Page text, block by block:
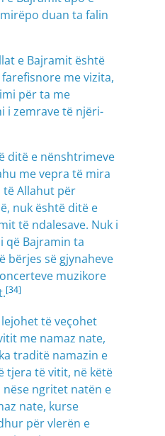
duan ta falin
e Bajramit është
me vizita,
për ta me
i zemrave të njëri-
ditë e nënshtrimeve
me vepra të mira
Allahut për
nuk është ditë e
të ndalesave. Nuk i
që Bajramin ta
bërjes së gjynaheve
muzikore
[34]
të veçohet
me namaz nate,
traditë namazin e
tjera të vitit, në këtë
ngritet natën e
nate, kurse
për vlerën e